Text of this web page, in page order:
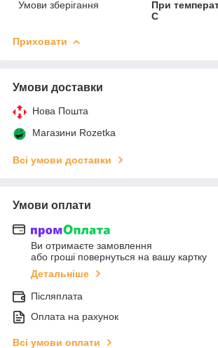
Умови зберігання
При
С
Приховати
Умови доставки
Нова Пошта
Магазини Rozetka
Всі умови доставки
Умови оплати
Ви отримаєте замовлення
або гроші повернуться на вашу картку
Детальніше
Післяплата
Оплата на рахунок
Всі умови оплати